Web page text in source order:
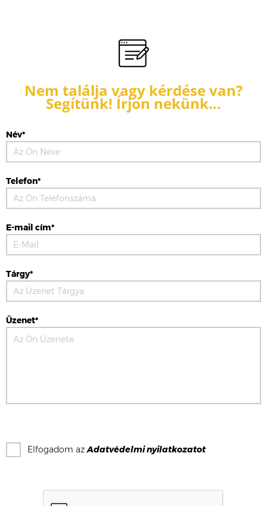
Nem találja vagy kérdése van?
Segítünk! Írjon nekünk…
Név*
Telefon*
E-mail cím*
Tárgy*
Üzenet*
Elfogadom azAdatvédelmi nyilatkozatot